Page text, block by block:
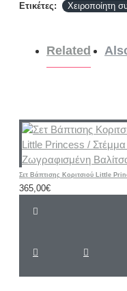
Ετικέτες: Χειροποίητη
Related
365,00€